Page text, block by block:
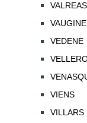
VALREAS
VEDENE
VIENS
VILLARS